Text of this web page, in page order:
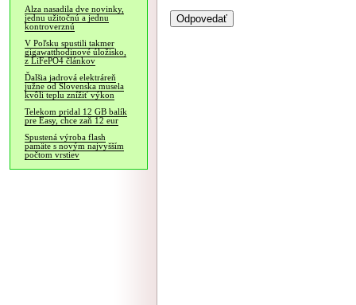
Alza nasadila dve novinky,
jednu užitočnú a jednu
kontroverznú
V Poľsku spustili takmer
gigawatthodinové úložisko,
z LiFePO4 článkov
Ďalšia jadrová elektráreň
južne od Slovenska musela
kvôli teplu znížiť výkon
Telekom pridal 12 GB balík
pre Easy, chce zaň 12 eur
Spustená výroba flash
pamäte s novým najvyšším
počtom vrstiev